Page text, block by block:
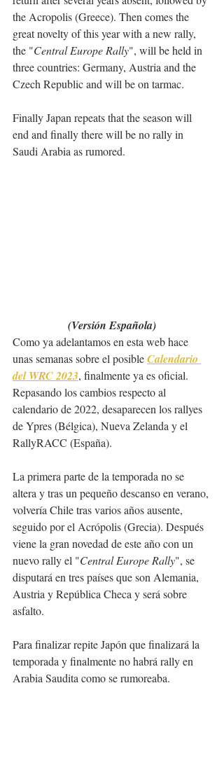
the Acropolis (Greece). Then comes the
great novelty of this year with a new rally,
the "Central Europe Rally", will be held in
three countries: Germany, Austria and the
Czech Republic and will be on tarmac.
Finally Japan repeats that the season will
end and finally there will be no rally in
Saudi Arabia as rumored.
(Versión Española)
Como ya adelantamos en esta web hace
unas semanas sobre el posible Calendario
del WRC 2023, finalmente ya es oficial.
Repasando los cambios respecto al
calendario de 2022, desaparecen los rallyes
de Ypres (Bélgica), Nueva Zelanda y el
RallyRACC (España).
La primera parte de la temporada no se
altera y tras un pequeño descanso en verano,
volvería Chile tras varios años ausente,
seguido por el Acrópolis (Grecia). Después
viene la gran novedad de este año con un
nuevo rally el "Central Europe Rally", se
disputará en tres países que son Alemania,
Austria y República Checa y será sobre
asfalto.
Para finalizar repite Japón que finalizará la
temporada y finalmente no habrá rally en
Arabia Saudita como se rumoreaba.